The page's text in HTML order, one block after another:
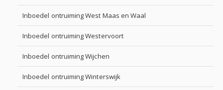
Inboedel ontruiming West Maas en Waal
Inboedel ontruiming Westervoort
Inboedel ontruiming Wijchen
Inboedel ontruiming Winterswijk